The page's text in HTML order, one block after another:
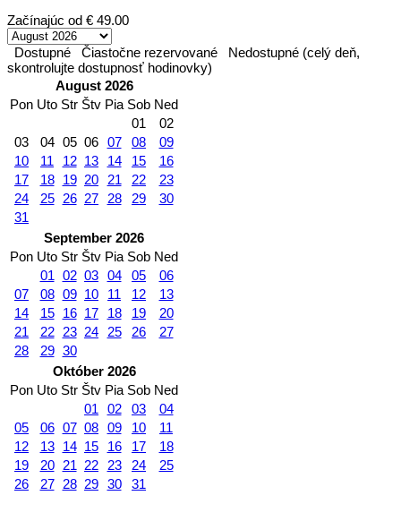
Začínajúc od € 49.00
Dostupné Čiastočne rezervované
Nedostupné (celý deň,
skontrolujte dostupnosť hodinovky)
August 2026
Pon Uto Str Štv Pia Sob Ned
01
02
03
04 05 06 07 08
09
10
11 12 13 14 15
16
17
18 19 20 21 22
23
24
25 26 27 28 29
30
31
September 2026
Pon Uto Str Štv Pia Sob Ned
01 02 03 04 05
06
07
08 09 10 11 12
13
14
15 16 17 18 19
20
21
22 23 24 25 26
27
28
29 30
Október 2026
Pon Uto Str Štv Pia Sob Ned
01
02 03
04
05
06 07 08 09 10
11
12
13 14 15 16 17
18
19
20 21 22 23 24
25
26
27 28 29 30 31